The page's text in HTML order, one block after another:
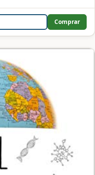
Comprar